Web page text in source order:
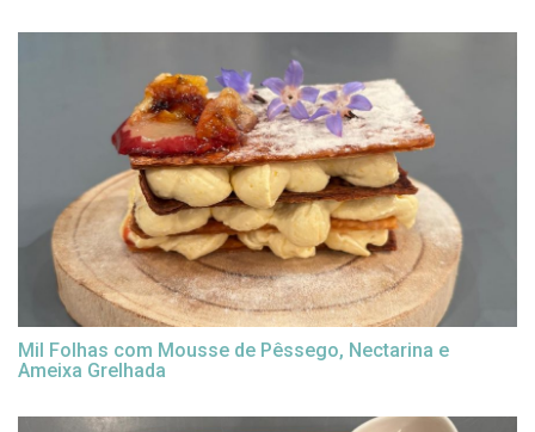
Mil Folhas com Mousse de Pêssego, Nectarina e
Ameixa Grelhada